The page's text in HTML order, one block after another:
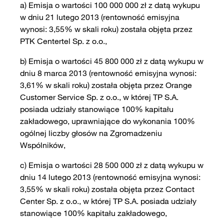
a) Emisja o wartości 100 000 000 zł z datą wykupu
w dniu 21 lutego 2013 (rentowność emisyjna
wynosi: 3,55% w skali roku) została objęta przez
PTK Centertel Sp. z o.o.,
b) Emisja o wartości 45 800 000 zł z datą wykupu w
dniu 8 marca 2013 (rentowność emisyjna wynosi:
3,61% w skali roku) została objęta przez Orange
Customer Service Sp. z o.o., w której TP S.A.
posiada udziały stanowiące 100% kapitału
zakładowego, uprawniające do wykonania 100%
ogólnej liczby głosów na Zgromadzeniu
Wspólników,
c) Emisja o wartości 28 500 000 zł z datą wykupu w
dniu 14 lutego 2013 (rentowność emisyjna wynosi:
3,55% w skali roku) została objęta przez Contact
Center Sp. z o.o., w której TP S.A. posiada udziały
stanowiące 100% kapitału zakładowego,